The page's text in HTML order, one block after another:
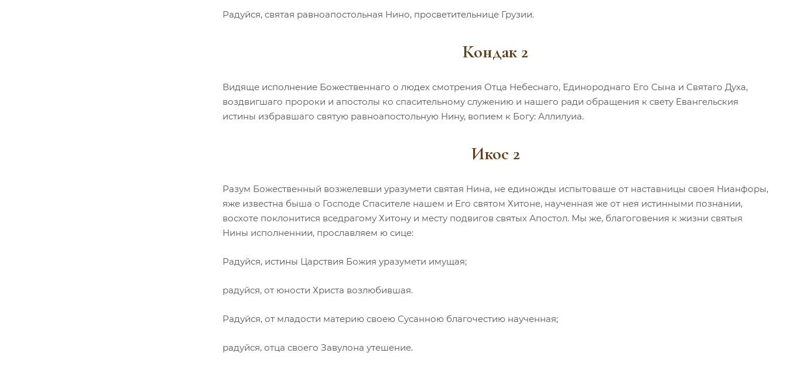
Радуйся, святая равноапостольная Нино, просветительнице Грузии.
Кондак 2
Видяще исполнение Божественнаго о людех смотрения Отца Небеснаго, Единороднаго Его Сына и Святаго Духа,
воздвигшаго пророки и апостолы ко спасительному служению и нашего ради обращения к свету Евангельския
истины избравшаго святую равноапостольную Нину, вопием к Богу: Аллилуиа.
Икос 2
Разум Божественный возжелевши уразумети святая Нина, не единожды испытоваше от наставницы своея Нианфоры,
яже известна быша о Господе Спасителе нашем и Его святом Хитоне, наученная же от нея истинными познании,
восхоте поклонитися вседрагому Хитону и месту подвигов святых Апостол. Мы же, благоговения к жизни святыя
Нины исполненнии, прославляем ю сице:
Радуйся, истины Царствия Божия уразумети имущая;
радуйся, от юности Христа возлюбившая.
Радуйся, от младости материю своею Сусанною благочестию наученная;
радуйся, отца своего Завулона утешение.